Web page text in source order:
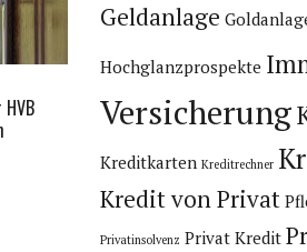
Geldanlage
Hochglanzprospekte
Versicherung
Kreditkarten Kreditrechner
Kredit von Privat
Privatinsolvenz Privat Kredit